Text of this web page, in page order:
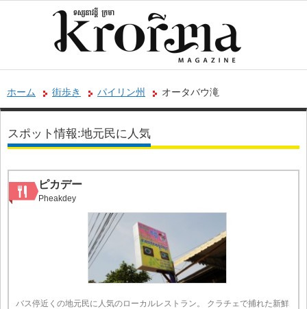
ホーム 街歩き パイリン州 オータバウ滝
スポット情報:地元民に人気
ピカデー
Pheakdey
バス停近くの地元民に人気のローカルレストラン。 クラチェで捕れた新鮮